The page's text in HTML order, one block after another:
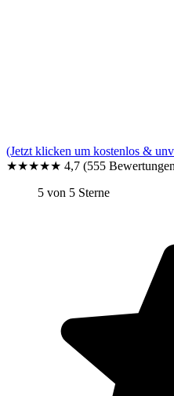
(Jetzt klicken um kostenlos &
★★★★★ 4,7 (555
5 von 5 Sterne